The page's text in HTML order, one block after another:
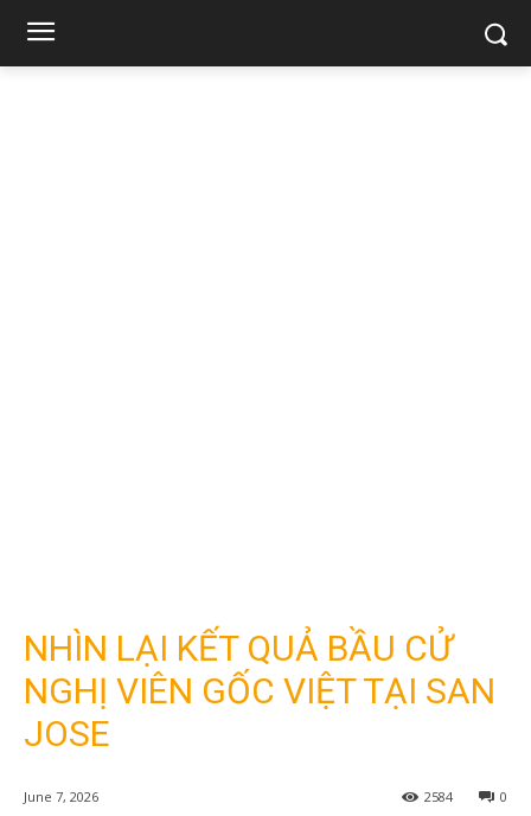
NHÌN LẠI KẾT QUẢ BẦU CỬ
NGHỊ VIÊN GỐC VIỆT TẠI SAN
JOSE
June 7, 2026 0
2584